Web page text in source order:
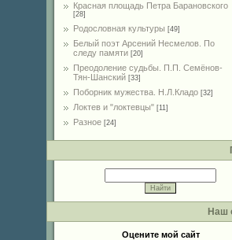
Красная площадь Петра Барановского
[28]
Родословная культуры [49]
Белый поэт Арсений Несмелов. По
следу памяти [20]
Преодоление судьбы. П.П. Семёнов-
Тян-Шанский [33]
Поборник мужества. Н.Л.Кладо [32]
Локтев и "локтевцы" [11]
Разное [24]
Наш
Оцените мой сайт